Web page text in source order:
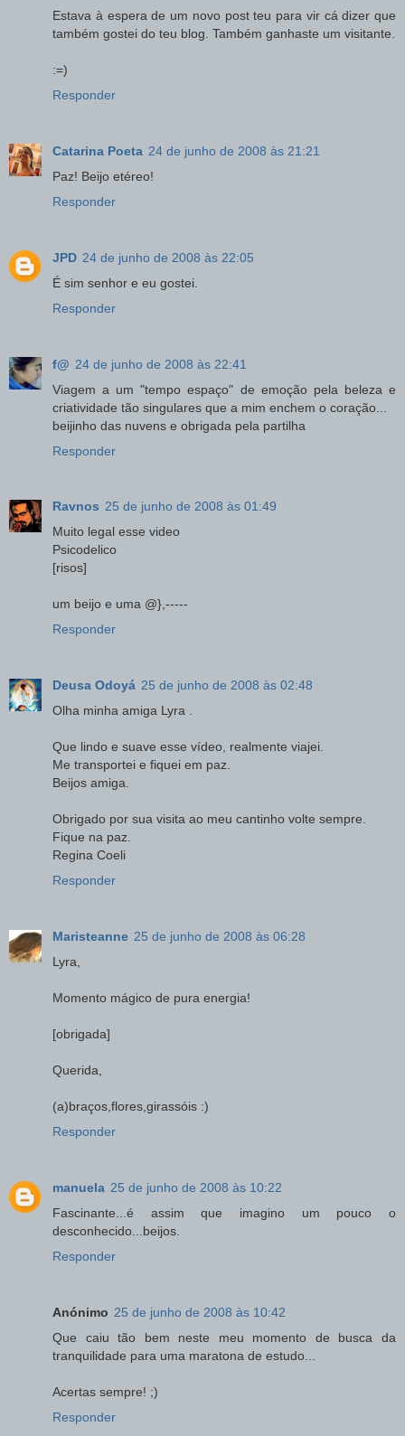
Estava à espera de um novo post teu para vir cá dizer que
também gostei do teu blog. Também ganhaste um visitante.
:=)
Responder
Catarina Poeta 24 de junho de 2008 às 21:21
Paz! Beijo etéreo!
Responder
JPD 24 de junho de 2008 às 22:05
É sim senhor e eu gostei.
Responder
f@ 24 de junho de 2008 às 22:41
Viagem a um "tempo espaço" de emoção pela beleza e
criatividade tão singulares que a mim enchem o coração...
beijinho das nuvens e obrigada pela partilha
Responder
Ravnos 25 de junho de 2008 às 01:49
Muito legal esse video
Psicodelico
[risos]
um beijo e uma @},-----
Responder
Deusa Odoyá 25 de junho de 2008 às 02:48
Olha minha amiga Lyra .
Que lindo e suave esse vídeo, realmente viajei.
Me transportei e fiquei em paz.
Beijos amiga.
Obrigado por sua visita ao meu cantinho volte sempre.
Fique na paz.
Regina Coeli
Responder
Maristeanne 25 de junho de 2008 às 06:28
Lyra,
Momento mágico de pura energia!
[obrigada]
Querida,
(a)braços,flores,girassóis :)
Responder
manuela 25 de junho de 2008 às 10:22
Fascinante...é assim que imagino um pouco o
desconhecido...beijos.
Responder
Anónimo 25 de junho de 2008 às 10:42
Que caiu tão bem neste meu momento de busca da
tranquilidade para uma maratona de estudo...
Acertas sempre! ;)
Responder